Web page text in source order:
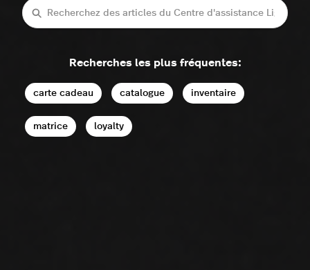
Recherche
Recherches les plus fréquentes:
carte cadeau catalogue inventaire
matrice loyalty